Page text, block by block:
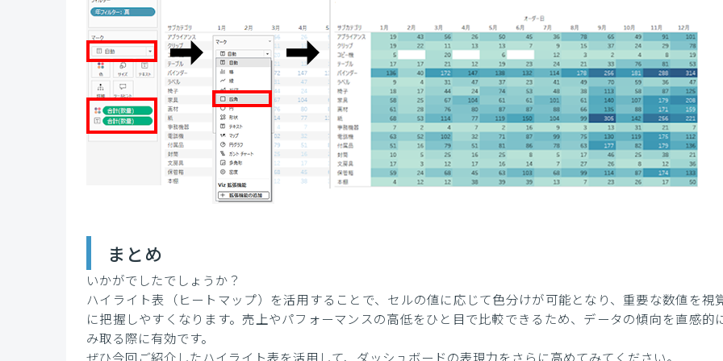
まとめ
いかがでしたでしょうか？
ハイライト表（ヒートマップ）を活用することで、セルの値に応じて色分けが可能となり、重要な数値を視
に把握しやすくなります。売上やパフォーマンスの高低をひと目で比較できるため、データの傾向を直感的
み取る際に有効です。
ぜひ今回ご紹介したハイライト表を活用して、ダッシュボードの表現力をさらに高めてみてください。